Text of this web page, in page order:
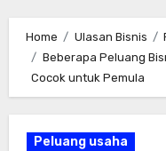
Home Ulasan Bisnis
Beberapa Peluang
Cocok untuk Pemula
Peluang usaha